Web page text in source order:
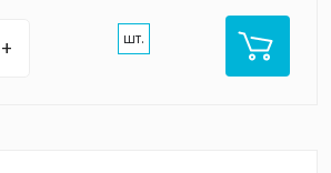
+ шт.